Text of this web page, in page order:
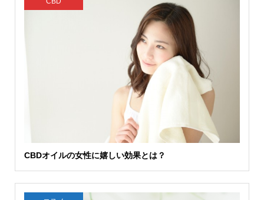
CBDオイルの女性に嬉しい効果とは？